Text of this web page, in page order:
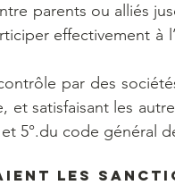
parents ou alliés
effectivement à
par des
et satisfaisant les
et 5°.du code général
les